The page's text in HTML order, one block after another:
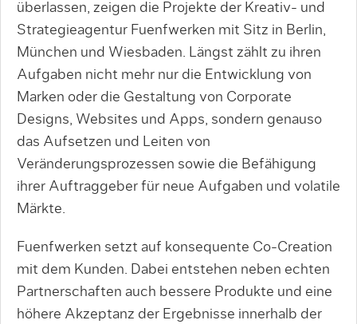
überlassen, zeigen die Projekte der Kreativ- und
Strategieagentur Fuenfwerken mit Sitz in Berlin,
München und Wiesbaden. Längst zählt zu ihren
Aufgaben nicht mehr nur die Entwicklung von
Marken oder die Gestaltung von Corporate
Designs, Websites und Apps, sondern genauso
das Aufsetzen und Leiten von
Veränderungsprozessen sowie die Befähigung
ihrer Auftraggeber für neue Aufgaben und volatile
Märkte.
Fuenfwerken setzt auf konsequente Co-Creation
mit dem Kunden. Dabei entstehen neben echten
Partnerschaften auch bessere Produkte und eine
höhere Akzeptanz der Ergebnisse innerhalb der